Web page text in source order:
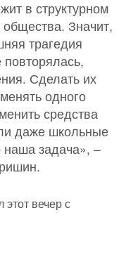
в структурном
Значит,
трагедия
повторялась,
Сделать их
одного
средства
даже школьные
наша задача», –
вечер с